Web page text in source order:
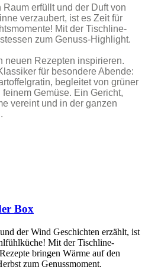
erfüllt und der Duft von
verzaubert, ist es Zeit für
Mit der Tischline-
zum Genuss-Highlight.
neuen Rezepten inspirieren.
für besondere Abende:
begleitet von grüner
Gemüse. Ein Gericht,
vereint und in der ganzen
Box
der Wind Geschichten erzählt, ist
Mit der Tischline-
bringen Wärme auf den
zum Genussmoment.